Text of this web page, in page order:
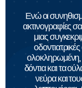
Ενώ οι
ακτινογραφίες
μιας
ολοκληρωμένη,
δόντια και τα
νεύρα και